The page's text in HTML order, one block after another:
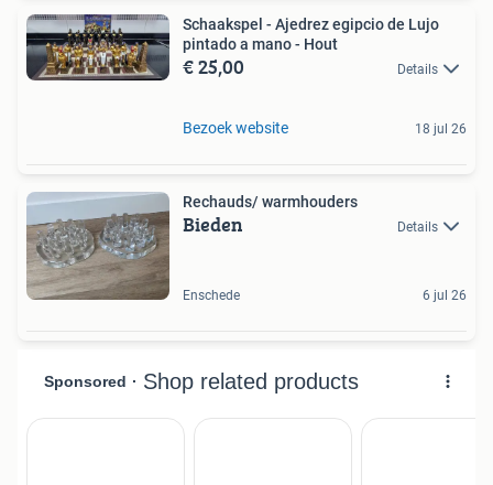
Schaakspel - Ajedrez egipcio de Lujo
pintado a mano - Hout
€ 25,00 Details
Bezoek website 18 jul 26
Rechauds/ warmhouders
Bieden Details
Enschede 6 jul 26